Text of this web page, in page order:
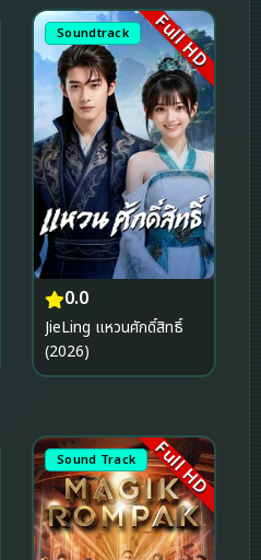
Soundtrack Full HD
0.0
JieLing แหวนศักดิ์สิทธิ์
(2026)
Sound Track Full HD